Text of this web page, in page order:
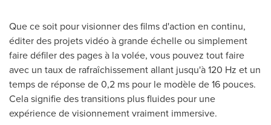
Que ce soit pour visionner des films d'action en continu,
éditer des projets vidéo à grande échelle ou simplement
faire défiler des pages à la volée, vous pouvez tout faire
avec un taux de rafraîchissement allant jusqu'à 120 Hz et un
temps de réponse de 0,2 ms pour le modèle de 16 pouces.
Cela signifie des transitions plus fluides pour une
expérience de visionnement vraiment immersive.